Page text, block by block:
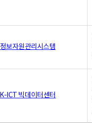
정보자원관리시스템
K-ICT 빅데이터센터